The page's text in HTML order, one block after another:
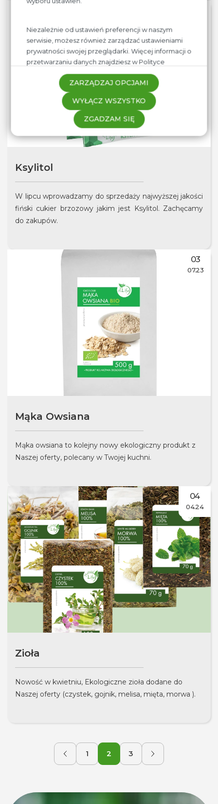
Niezależnie od ustawień preferencji w naszym
serwisie, możesz również zarządzać ustawieniami
prywatności swojej przeglądarki. Więcej informacji o
przetwarzaniu danych znajdziesz wPolityce
prywatności.
ZARZĄDZAJ OPCJAMI
WYŁĄCZ WSZYSTKO
ZGADZAM SIĘ
Ksylitol
W lipcu wprowadzamy do sprzedaży najwyższej jakości
fiński cukier brzozowy jakim jest Ksylitol. Zachęcamy
do zakupów.
03
07.23
Mąka Owsiana
Mąka owsiana to kolejny nowy ekologiczny produkt z
Naszej oferty, polecany w Twojej kuchni.
04
04.24
Zioła
Nowość w kwietniu, Ekologiczne zioła dodane do
Naszej oferty (czystek, gojnik, melisa, mięta, morwa ).
1 2 3